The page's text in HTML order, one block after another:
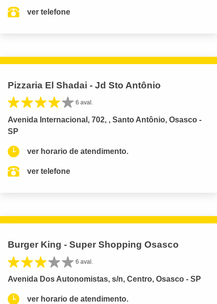
ver telefone
Pizzaria El Shadai - Jd Sto Antônio
6 aval.
Avenida Internacional, 702, , Santo Antônio, Osasco -
SP
ver horario de atendimento.
ver telefone
Burger King - Super Shopping Osasco
6 aval.
Avenida Dos Autonomistas, s/n, Centro, Osasco - SP
ver horario de atendimento.